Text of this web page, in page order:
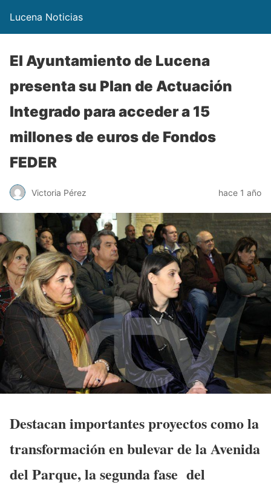
Lucena Noticias
El Ayuntamiento de Lucena
presenta su Plan de Actuación
Integrado para acceder a 15
millones de euros de Fondos
FEDER
Victoria Pérez hace 1 año
Destacan importantes proyectos como la
transformación en bulevar de la Avenida
del Parque, la segunda fase del